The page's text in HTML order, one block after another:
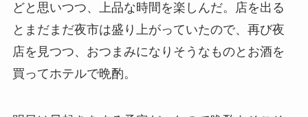
どと思いつつ、上品な時間を楽しんだ。店を出る
とまだまだ夜市は盛り上がっていたので、再び夜
店を見つつ、おつまみになりそうなものとお酒を
買ってホテルで晩酌。